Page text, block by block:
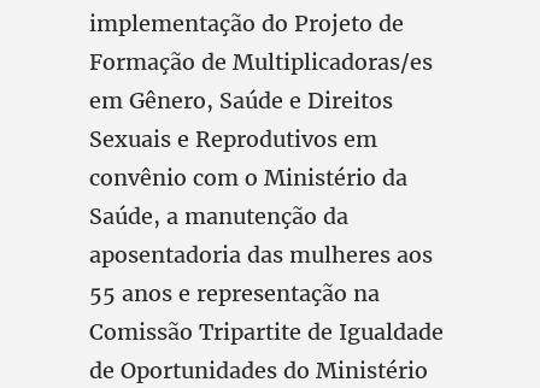
implementação do Projeto de
Formação de Multiplicadoras/es
em Gênero, Saúde e Direitos
Sexuais e Reprodutivos em
convênio com o Ministério da
Saúde, a manutenção da
aposentadoria das mulheres aos
55 anos e representação na
Comissão Tripartite de Igualdade
de Oportunidades do Ministério